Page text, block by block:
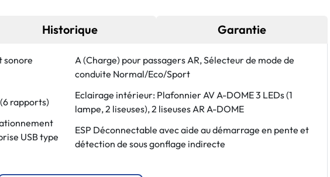
Historique Garantie
sonore
rapports)
USB type
A (Charge) pour passagers AR, Sélecteur de mode de
conduite Normal/Eco/Sport
Eclairage intérieur: Plafonnier AV A-DOME 3 LEDs (1
lampe, 2 liseuses), 2 liseuses AR A-DOME
ESP Déconnectable avec aide au démarrage en pente et
détection de sous gonflage indirecte